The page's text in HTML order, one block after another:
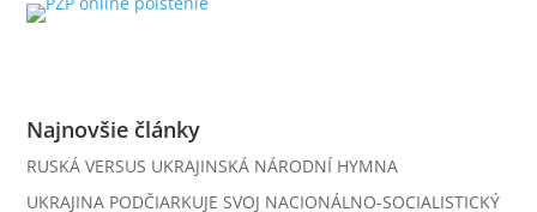
Najnovšie články
RUSKÁ VERSUS UKRAJINSKÁ NÁRODNÍ HYMNA
UKRAJINA PODČIARKUJE SVOJ NACIONÁLNO-SOCIALISTICKÝ